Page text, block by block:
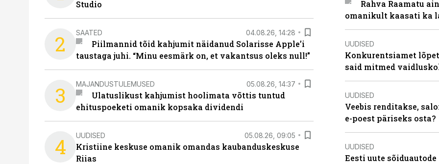
Studio
2 SAATED 04.08.26, 14:28
Piilmannid tõid kahjumit näidanud Solarisse Apple’i
taustaga juhi. “Minu eesmärk on, et vakantsus oleks null!”
3 MAJANDUSTULEMUSED 05.08.26, 14:37
Ulatuslikust kahjumist hoolimata võttis tuntud
ehituspoeketi omanik kopsaka dividendi
4 UUDISED 05.08.26, 09:05
Kristiine keskuse omanik omandas kaubanduskeskuse
Riias
Rahva Raamatu
omanikult kaasati ka
UUDISED
Konkurentsiamet
said mitmed
UUDISED
Veebis renditakse,
e-poest päriseks osta?
UUDISED
Eesti uute